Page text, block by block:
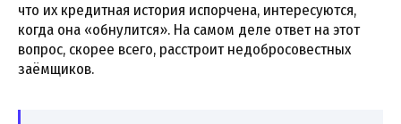
что их кредитная история испорчена, интересуются,
когда она «обнулится». На самом деле ответ на этот
вопрос, скорее всего, расстроит недобросовестных
заёмщиков.